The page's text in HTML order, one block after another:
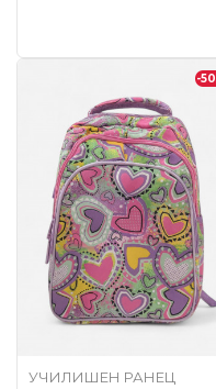
-50
УЧИЛИШЕН РАНЕЦ